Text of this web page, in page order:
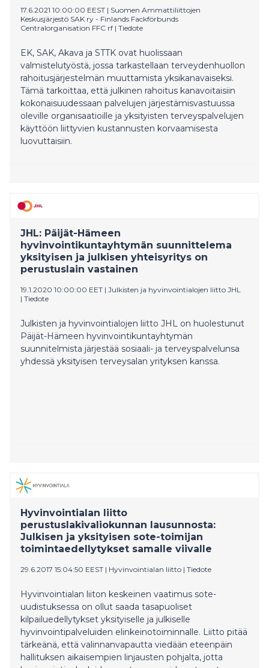
17.6.2021 10:00:00 EEST | Suomen Ammattiliittojen
Keskusjärjestö SAK ry - Finlands Fackförbunds
Centralorganisation FFC rf | Tiedote
EK, SAK, Akava ja STTK ovat huolissaan
valmistelutyöstä, jossa tarkastellaan terveydenhuollon
rahoitusjärjestelmän muuttamista yksikanavaiseksi.
Tämä tarkoittaa, että julkinen rahoitus kanavoitaisiin
kokonaisuudessaan palvelujen järjestämisvastuussa
oleville organisaatioille ja yksityisten terveyspalvelujen
käyttöön liittyvien kustannusten korvaamisesta
luovuttaisiin.
JHL: Päijät-Hämeen
hyvinvointikuntayhtymän suunnittelema
yksityisen ja julkisen yhteisyritys on
perustuslain vastainen
19.1.2020 10:00:00 EET | Julkisten ja hyvinvointialojen liitto JHL
| Tiedote
Julkisten ja hyvinvointialojen liitto JHL on huolestunut
Päijät-Hämeen hyvinvointikuntayhtymän
suunnitelmista järjestää sosiaali- ja terveyspalvelunsa
yhdessä yksityisen terveysalan yrityksen kanssa.
Hyvinvointialan liitto
perustuslakivaliokunnan lausunnosta:
Julkisen ja yksityisen sote-toimijan
toimintaedellytykset samalle viivalle
29.6.2017 15:04:50 EEST | Hyvinvointialan liitto | Tiedote
Hyvinvointialan liiton keskeinen vaatimus sote-
uudistuksessa on ollut saada tasapuoliset
kilpailuedellytykset yksityiselle ja julkiselle
hyvinvointipalveluiden elinkeinotoiminnalle. Liitto pitää
tärkeänä, että valinnanvapautta viedään eteenpäin
hallituksen aikaisempien linjausten pohjalta, jotta